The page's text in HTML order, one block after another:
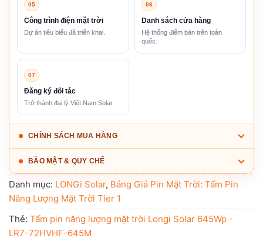
05
Công trình điện mặt trời
Dự án tiêu biểu đã triển khai.
06
Danh sách cửa hàng
Hệ thống điểm bán trên toàn
quốc.
07
Đăng ký đối tác
Trở thành đại lý Việt Nam Solar.
CHÍNH SÁCH MUA HÀNG
BẢO MẬT & QUY CHẾ
Danh mục: LONGi Solar, Bảng Giá Pin Mặt Trời: Tấm Pin
Năng Lượng Mặt Trời Tier 1
Thẻ: Tấm pin năng lượng mặt trời Longi Solar 645Wp -
LR7-72HVHF-645M